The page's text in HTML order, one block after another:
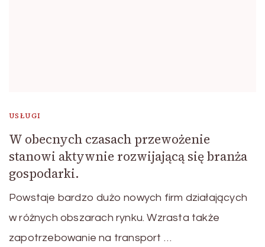
USŁUGI
W obecnych czasach przewożenie
stanowi aktywnie rozwijającą się branża
gospodarki.
Powstaje bardzo dużo nowych firm działających
w różnych obszarach rynku. Wzrasta także
zapotrzebowanie na transport …